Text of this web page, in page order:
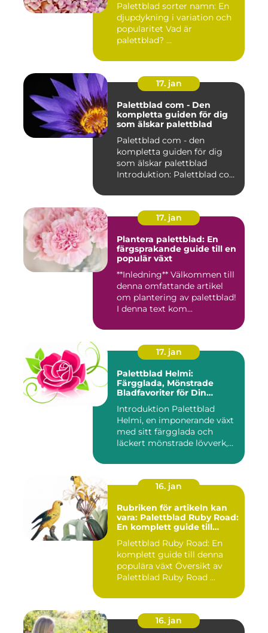
Palettblad sorter namn: En
djupdykning i variation och
popularitet Vad är
palettblad? ...
17. jan
Palettblad com - Den
kompletta guiden för dig
som älskar palettblad
Palettblad com - den
kompletta guiden för dig
som älskar palettblad
Introduktion: Palettblad com
17. jan
Plantera palettblad: En
färgsprakande guide till en
populär växt
**Inledning** Välkommen till
denna omfattande artikel
om plantering av palettblad!
I denna text kom...
17. jan
Palettblad Helmi:
Färgglada, Mönstrade
Bladfavoriter för Din
Introduktion Palettblad
Helmi, en imponerande växt
med sitt färgglada och
läckert mönstrade lövverk,...
16. jan
Rubriken för artikeln kan
vara: Palettblad Ruby Road:
En komplett guide till
Palettblad Ruby Road: En
komplett guide till denna
populära växt Översikt av
Palettblad Ruby Road ...
16. jan